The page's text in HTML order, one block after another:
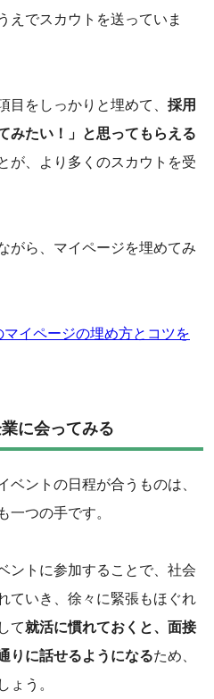
えでスカウトを送っていま
目をしっかりと埋めて、 採用
みたい！」と思ってもらえる
が、より多くのスカウトを受
がら、マイページを埋めてみ
マイページの埋め方とコツを
に会ってみる
ベントの日程が合うものは、
一つの手です。
ントに参加することで、社会
ていき、徐々に緊張もほぐれ
て就活に慣れておくと、面接
りに話せるようになるため、
ょう。